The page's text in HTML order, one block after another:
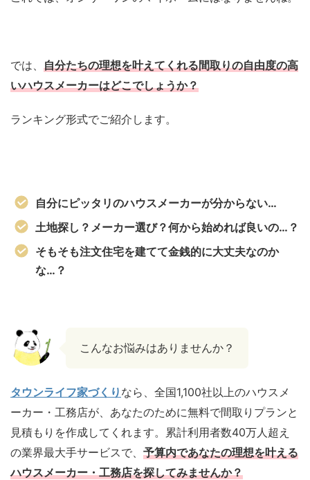
では、 自分たちの理想を叶えてくれる間取りの自由度の高
いハウスメーカーはどこでしょうか？
ランキング形式でご紹介します。
自分にピッタリのハウスメーカーが分からない…
土地探し？メーカー選び？何から始めれば良いの…？
そもそも注文住宅を建てて金銭的に大丈夫なのか
な…？
こんなお悩みはありませんか？
タウンライフ家づくり なら、全国1,100社以上のハウスメ
ーカー・工務店が、あなたのために無料で間取りプランと
見積もりを作成してくれます。累計利用者数40万人超え
の業界最大手サービスで、 予算内であなたの理想を叶える
ハウスメーカー・工務店を探してみませんか？